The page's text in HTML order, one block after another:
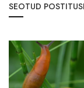
SEOTUD